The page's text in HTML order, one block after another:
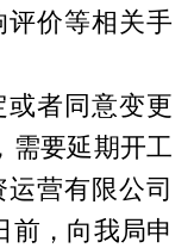
评价等相关手
者同意变更
需要延期开工
营有限公司
前，向我局申